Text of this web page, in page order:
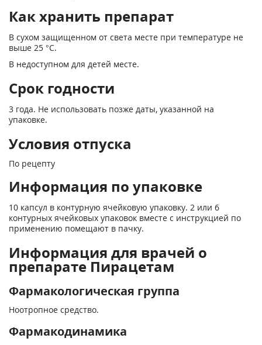
Как хранить препарат
В сухом защищенном от света месте при температуре не
выше 25 °С.
В недоступном для детей месте.
Срок годности
3 года. Не использовать позже даты, указанной на
упаковке.
Условия отпуска
По рецепту
Информация по упаковке
10 капсул в контурную ячейковую упаковку. 2 или 6
контурных ячейковых упаковок вместе с инструкцией по
применению помещают в пачку.
Информация для врачей о
препарате Пирацетам
Фармакологическая группа
Ноотропное средство.
Фармакодинамика